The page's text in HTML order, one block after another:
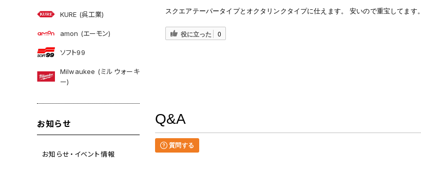
KURE (呉工業)
amon (エーモン)
ソフト99
Milwaukee (ミルウォーキ
ー)
お知らせ
お知らせ・イベント情報
スクエアテーパータイプとオクタリンクタイプに仕えます。 安いので重宝してます。
役に立った 0
Q&A
質問する